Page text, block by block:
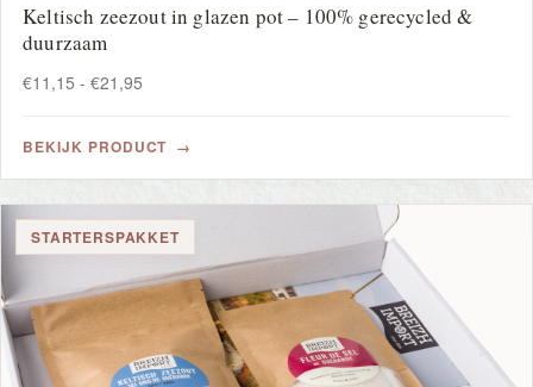
Keltisch zeezout in glazen pot – 100% gerecycled &
duurzaam
€11,15 - €21,95
€21,95
BEKIJK PRODUCT
STARTERSPAKKET